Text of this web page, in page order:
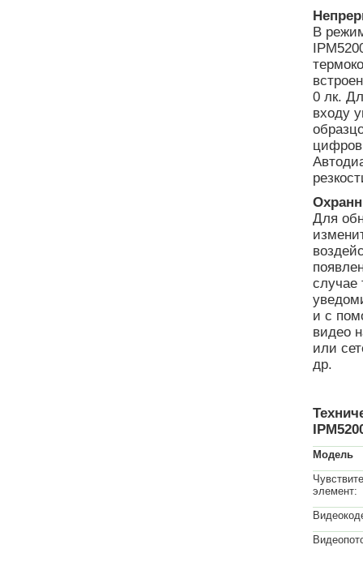
В
0 лк.
входу
Для
случае
и с
видео
или
др.
Модель
элемент: